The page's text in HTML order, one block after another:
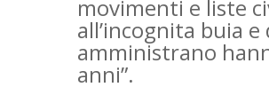
movimenti e liste
all’incognita buia
amministrano
anni”.